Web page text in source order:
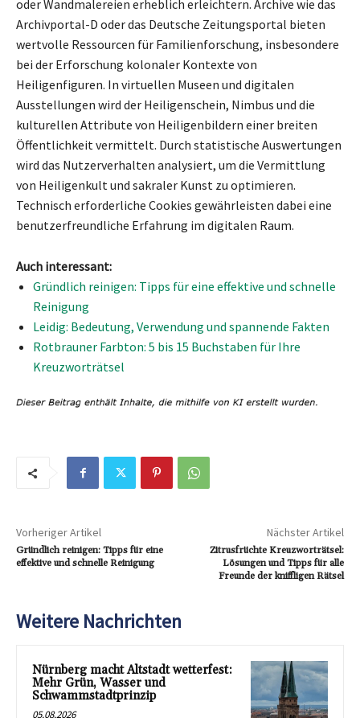
oder Wandmalereien erheblich erleichtern. Archive wie das
Archivportal-D oder das Deutsche Zeitungsportal bieten
wertvolle Ressourcen für Familienforschung, insbesondere
bei der Erforschung kolonaler Kontexte von
Heiligenfiguren. In virtuellen Museen und digitalen
Ausstellungen wird der Heiligenschein, Nimbus und die
kulturellen Attribute von Heiligenbildern einer breiten
Öffentlichkeit vermittelt. Durch statistische Auswertungen
wird das Nutzerverhalten analysiert, um die Vermittlung
von Heiligenkult und sakraler Kunst zu optimieren.
Technisch erforderliche Cookies gewährleisten dabei eine
benutzerfreundliche Erfahrung im digitalen Raum.
Auch interessant:
Gründlich reinigen: Tipps für eine effektive und schnelle
Reinigung
Leidig: Bedeutung, Verwendung und spannende Fakten
Rotbrauner Farbton: 5 bis 15 Buchstaben für Ihre
Kreuzworträtsel
Vorheriger Artikel
Gründlich reinigen: Tipps für eine
effektive und schnelle Reinigung
Nächster Artikel
Zitrusfrüchte Kreuzworträtsel:
Lösungen und Tipps für alle
Freunde der kniffligen Rätsel
Weitere Nachrichten
Nürnberg macht Altstadt wetterfest:
Mehr Grün, Wasser und
Schwammstadtprinzip
05.08.2026